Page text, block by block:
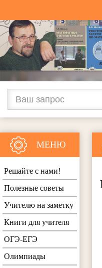
МЕНЮ
Решайте с нами!
Полезные советы
Учителю на заметку
Книги для учителя
ОГЭ-ЕГЭ
Олимпиады